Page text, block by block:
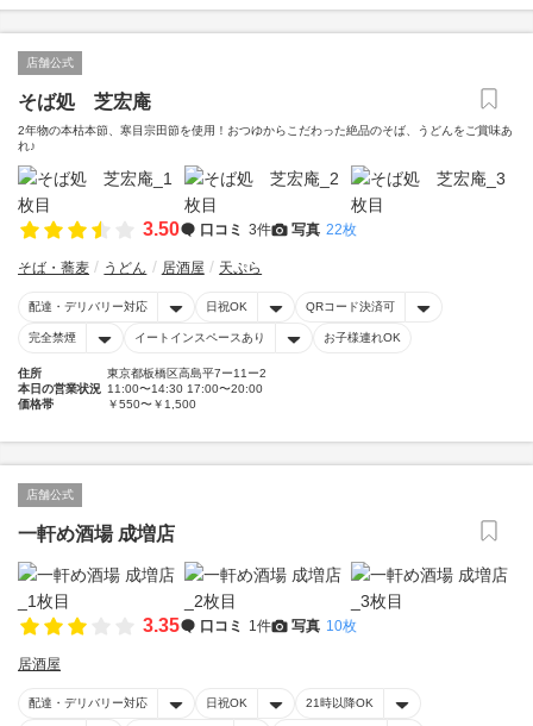
店舗公式
そば処 芝宏庵
2年物の本枯本節、寒目宗田節を使用！おつゆからこだわった絶品のそば、うどんをご賞味あ
れ♪
3.50 口コミ 3件 写真 22枚
そば・蕎麦 うどん 居酒屋 天ぷら
配達・デリバリー対応 日祝OK QRコード決済可
完全禁煙 イートインスペースあり お子様連れOK
住所
東京都板橋区高島平7ー11ー2
本日の営業状況 11:00〜14:30 17:00〜20:00
価格帯
￥550〜￥1,500
店舗公式
一軒め酒場 成増店
3.35 口コミ 1件 写真 10枚
居酒屋
配達・デリバリー対応 日祝OK 21時以降OK